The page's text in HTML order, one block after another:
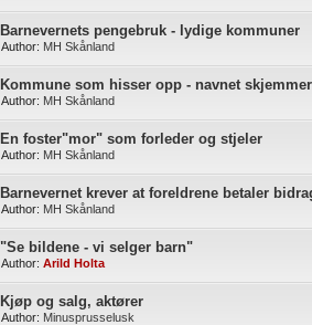
Barnevernets pengebruk - lydige kommuner
Author: MH Skånland
Kommune som hisser opp - navnet
Author: MH Skånland
En foster"mor" som forleder og stjeler
Author: MH Skånland
Barnevernet krever at foreldrene betaler
Author: MH Skånland
"Se bildene - vi selger barn"
Author: Arild Holta
Kjøp og salg, aktører
Author: Minusprusselusk